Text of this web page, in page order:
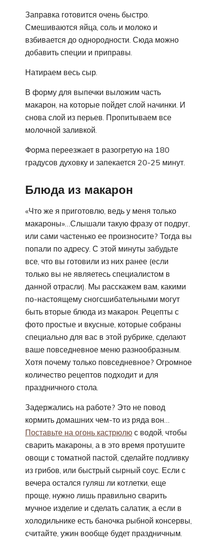
Заправка готовится очень быстро.
Смешиваются яйца, соль и молоко и
взбивается до однородности. Сюда можно
добавить специи и приправы.
Натираем весь сыр.
В форму для выпечки выложим часть
макарон, на которые пойдет слой начинки. И
снова слой из перьев. Пропитываем все
молочной заливкой.
Форма переезжает в разогретую на 180
градусов духовку и запекается 20-25 минут.
Блюда из макарон
«Что же я приготовлю, ведь у меня только
макароны»…Слышали такую фразу от подруг,
или сами частенько ее произносите? Тогда вы
попали по адресу. С этой минуты забудьте
все, что вы готовили из них ранее (если
только вы не являетесь специалистом в
данной отрасли). Мы расскажем вам, какими
по-настоящему сногсшибательными могут
быть вторые блюда из макарон. Рецепты с
фото простые и вкусные, которые собраны
специально для вас в этой рубрике, сделают
ваше повседневное меню разнообразным.
Хотя почему только повседневное? Огромное
количество рецептов подходит и для
праздничного стола.
Задержались на работе? Это не повод
кормить домашних чем-то из ряда вон…
Поставьте на огонь кастрюлю с водой, чтобы
сварить макароны, а в это время протушите
овощи с томатной пастой, сделайте подливку
из грибов, или быстрый сырный соус. Если с
вечера остался гуляш ли котлетки, еще
проще, нужно лишь правильно сварить
мучное изделие и сделать салатик, а если в
холодильнике есть баночка рыбной консервы,
считайте, ужин вообще будет праздничным.